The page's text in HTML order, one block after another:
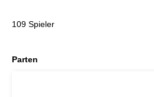
109 Spieler
Parten